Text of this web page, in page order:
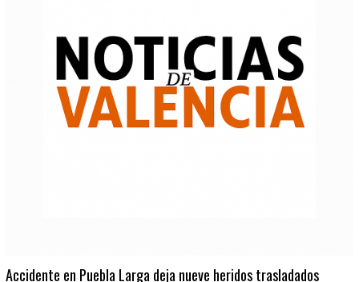
Accidente en Puebla Larga deja nueve heridos trasladados